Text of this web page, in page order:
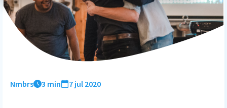
Voor accountants
Employee Self Service
Inloggen
Declaraties
HR dashboards
HR workflows
Verlofregistratie
Tarieven
Prijzen
Voor bedrijven
Voor accountants
Ontdek
Resources
Bedrijf
Nmbrs 3 min 7 jul 2020